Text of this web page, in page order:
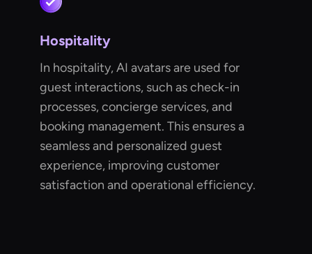
Hospitality
In hospitality, AI avatars are used for
guest interactions, such as check-in
processes, concierge services, and
booking management. This ensures a
seamless and personalized guest
experience, improving customer
satisfaction and operational efficiency.